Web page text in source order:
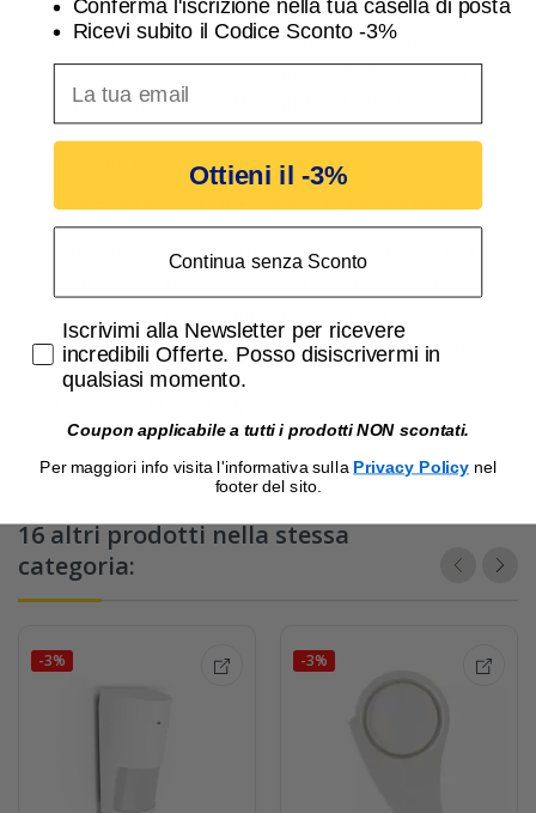
ed SMS. Il modulo si connette inoltre al cloud
Comelit e permette l’invio di e-mail e notifiche push.
Il modulo può essere utilizzato anche per gestire la
centrale da app Comelit, in qualità di vettore
connettività Wi-Fi o LAN.
RF4KEY RADIOCOMANDO 4 TASTI, NERO RF4KEY
è un radiocomando bidirezionale ad alte prestazioni
relativo ai comandi inoltrati alla centrale. RF4KEY ha
una eccellente portata radio ed è dotato di una
16 altri prodotti nella stessa
categoria:
-3% -3%
Conferma l'iscrizione nella tua casella di posta
Ricevi subito il Codice Sconto -3%
Ottieni il -3%
Continua senza Sconto
Accetta di ricevere email promozionali
Iscrivimi alla Newsletter per ricevere
incredibili Offerte. Posso disiscrivermi in
qualsiasi momento.
Coupon applicabile a tutti i prodotti NON scontati.
Per maggiori info visita l'informativa sulla Privacy Policy nel
footer del sito.